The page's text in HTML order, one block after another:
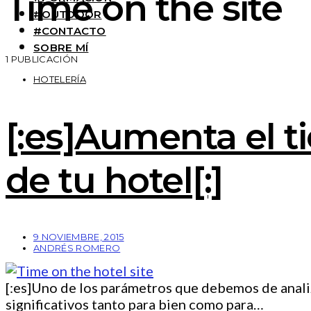
#OUTDOOR
#CONTACTO
SOBRE MÍ
1 PUBLICACIÓN
HOTELERÍA
[:es]Aumenta el
de tu hotel[:]
9 NOVIEMBRE, 2015
ANDRÉS ROMERO
[:es]Uno de los parámetros que debemos de
significativos tanto para bien como para…